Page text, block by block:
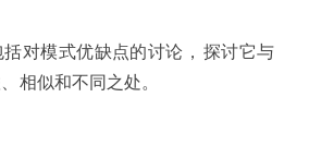
对模式优缺点的讨论
探讨它与
、 相似和不同之处。